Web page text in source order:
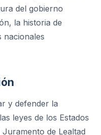
del gobierno
la historia de
nacionales
y defender la
leyes de los Estados
de Lealtad